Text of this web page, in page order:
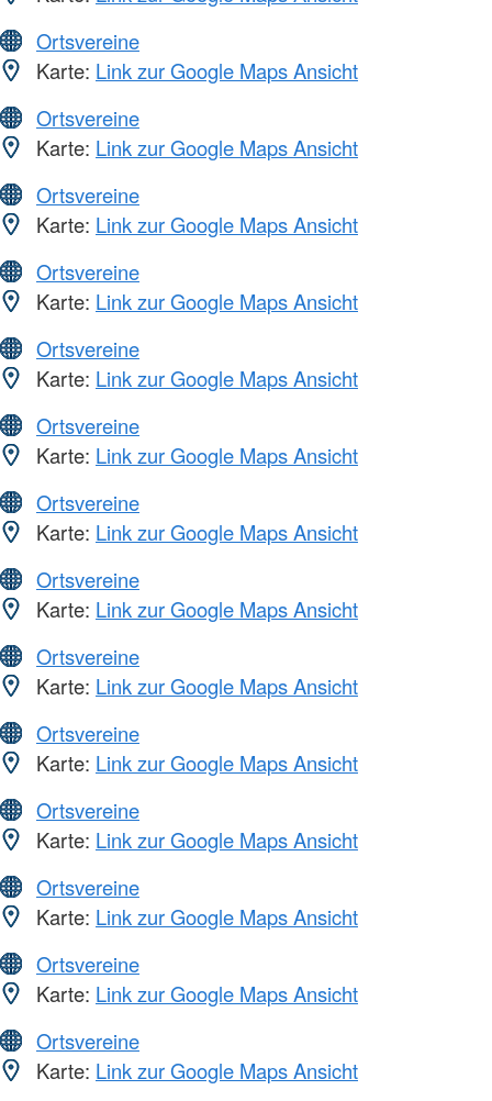
Ortsvereine
Karte: Link zur Google Maps Ansicht
Ortsvereine
Karte: Link zur Google Maps Ansicht
Ortsvereine
Karte: Link zur Google Maps Ansicht
Ortsvereine
Karte: Link zur Google Maps Ansicht
Ortsvereine
Karte: Link zur Google Maps Ansicht
Ortsvereine
Karte: Link zur Google Maps Ansicht
Ortsvereine
Karte: Link zur Google Maps Ansicht
Ortsvereine
Karte: Link zur Google Maps Ansicht
Ortsvereine
Karte: Link zur Google Maps Ansicht
Ortsvereine
Karte: Link zur Google Maps Ansicht
Ortsvereine
Karte: Link zur Google Maps Ansicht
Ortsvereine
Karte: Link zur Google Maps Ansicht
Ortsvereine
Karte: Link zur Google Maps Ansicht
Ortsvereine
Karte: Link zur Google Maps Ansicht